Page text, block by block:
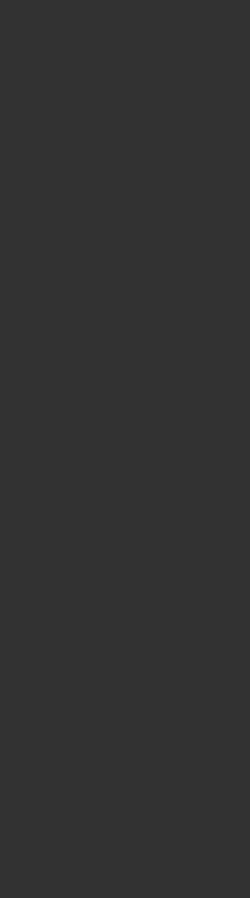
注册常见问题